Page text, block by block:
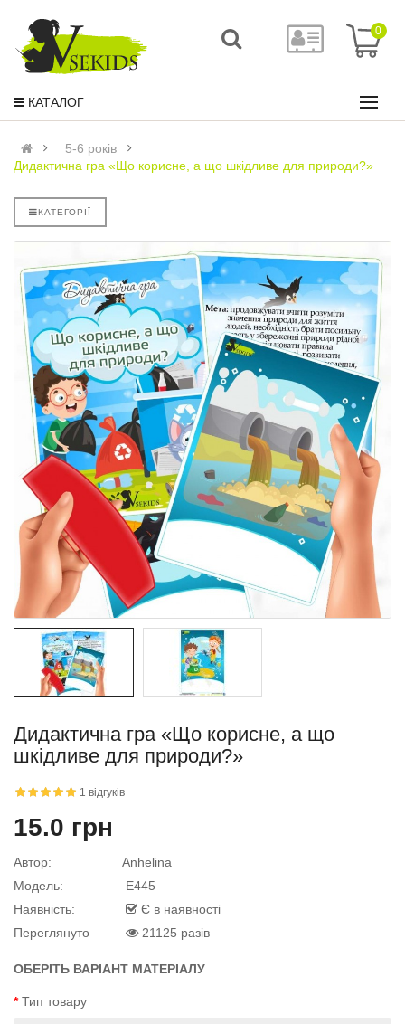
0
КАТАЛОГ
5-6 років
Дидактична гра «Що корисне, а що шкідливе для природи?»
дитини»..
матеріал
матеріал
КАТЕГОРІЇ
Дидактична гра «Що корисне, а що
шкідливе для природи?»
1 відгуків
15.0 грн
Автор:
Anhelina
Модель:
E445
Наявність:
Є в наявності
Переглянуто
21125 разів
ОБЕРІТЬ ВАРІАНТ МАТЕРІАЛУ
Тип товару